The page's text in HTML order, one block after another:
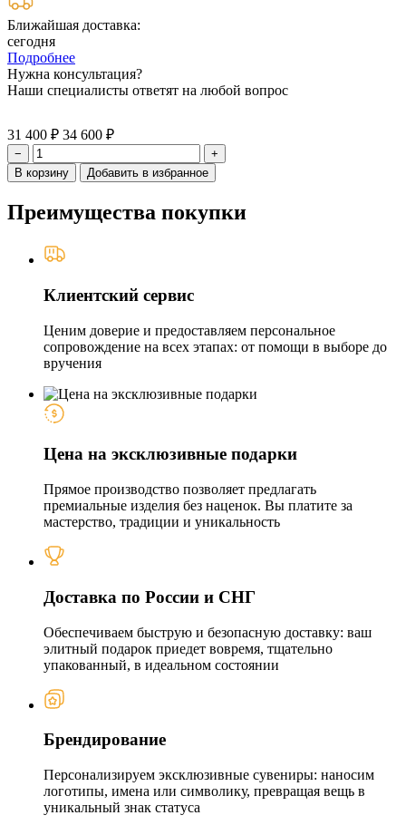
Ближайшая доставка:
сегодня
Подробнее
Нужна консультация?
Наши специалисты ответят на любой вопрос
31 400 ₽ 34 600 ₽
−
+
В корзину
Добавить в избранное
Преимущества покупки
Клиентский сервис
Ценим доверие и предоставляем персональное
сопровождение на всех этапах: от помощи в выборе до
вручения
Цена на эксклюзивные подарки
Прямое производство позволяет предлагать
премиальные изделия без наценок. Вы платите за
мастерство, традиции и уникальность
Доставка по России и СНГ
Обеспечиваем быструю и безопасную доставку: ваш
элитный подарок приедет вовремя, тщательно
упакованный, в идеальном состоянии
Брендирование
Персонализируем эксклюзивные сувениры: наносим
логотипы, имена или символику, превращая вещь в
уникальный знак статуса